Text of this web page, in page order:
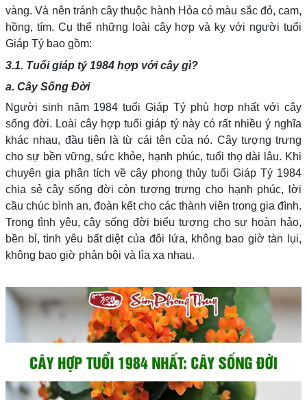
vàng. Và nên tránh cây thuộc hành Hỏa có màu sắc đỏ, cam,
hồng, tím. Cụ thể những loài cây hợp và kỵ với người tuổi
Giáp Tý bao gồm:
3.1. Tuổi giáp tý 1984 hợp với cây gì?
a. Cây Sống Đời
Người sinh năm 1984 tuổi Giáp Tý phù hợp nhất với cây
sống đời. Loài cây hợp tuổi giáp tý này có rất nhiều ý nghĩa
khác nhau, đầu tiên là từ cái tên của nó. Cây tượng trưng
cho sự bền vững, sức khỏe, hạnh phúc, tuổi thọ dài lâu. Khi
chuyên gia phân tích về cây phong thủy tuổi Giáp Tý 1984
chia sẻ cây sống đời còn tượng trưng cho hạnh phúc, lời
cầu chúc bình an, đoàn kết cho các thành viên trong gia đình.
Trong tình yêu, cây sống đời biểu tượng cho sự hoàn hảo,
bền bỉ, tình yêu bất diệt của đôi lứa, không bao giờ tàn lụi,
không bao giờ phản bội và lìa xa nhau.